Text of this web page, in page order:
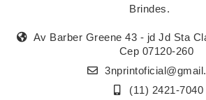
Brindes.
Av Barber Greene 43 - jd Jd Sta
Cep 07120-260
(11) 2421-7040